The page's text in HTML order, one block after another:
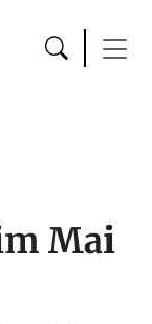
Mai